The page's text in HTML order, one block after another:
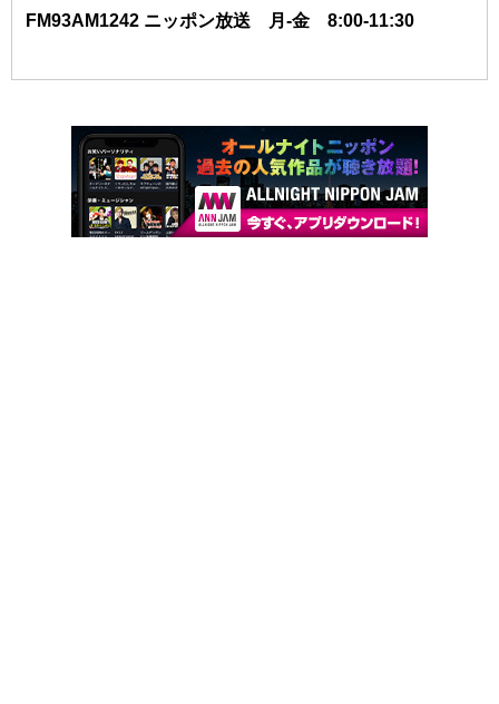
FM93AM1242 ニッポン放送 月-金 8:00-11:30